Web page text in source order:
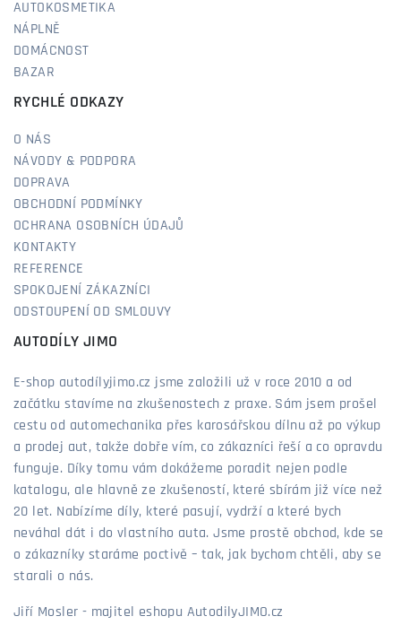
AUTOKOSMETIKA
NÁPLNĚ
DOMÁCNOST
BAZAR
RYCHLÉ ODKAZY
O NÁS
NÁVODY & PODPORA
DOPRAVA
OBCHODNÍ PODMÍNKY
OCHRANA OSOBNÍCH ÚDAJŮ
KONTAKTY
REFERENCE
SPOKOJENÍ ZÁKAZNÍCI
ODSTOUPENÍ OD SMLOUVY
AUTODÍLY JIMO
E-shop autodílyjimo.cz jsme založili už v roce 2010 a od
začátku stavíme na zkušenostech z praxe. Sám jsem prošel
cestu od automechanika přes karosářskou dílnu až po výkup
a prodej aut, takže dobře vím, co zákazníci řeší a co opravdu
funguje. Díky tomu vám dokážeme poradit nejen podle
katalogu, ale hlavně ze zkušeností, které sbírám již více než
20 let. Nabízíme díly, které pasují, vydrží a které bych
neváhal dát i do vlastního auta. Jsme prostě obchod, kde se
o zákazníky staráme poctivě – tak, jak bychom chtěli, aby se
starali o nás.
Jiří Mosler - majitel eshopu AutodilyJIMO.cz